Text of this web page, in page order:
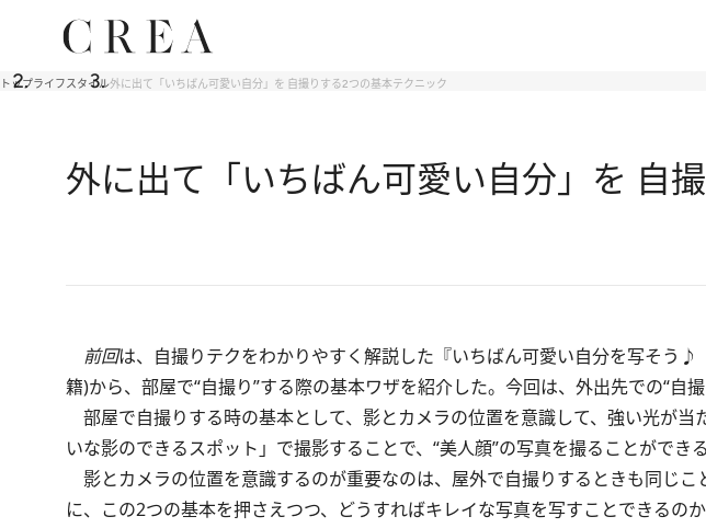
トップライフスタイル外に出て「いちばん可愛い自分」を 自撮りする2つの基本テクニック
外に出て「いちばん可愛い自分」を 自
前回は、自撮りテクをわかりやすく解説した『いちばん可愛い自分を写そう
籍)から、部屋で“自撮り”する際の基本ワザを紹介した。今回は、外出先での“自
部屋で自撮りする時の基本として、影とカメラの位置を意識して、強い光が
いな影のできるスポット」で撮影することで、“美人顔”の写真を撮ることができ
影とカメラの位置を意識するのが重要なのは、屋外で自撮りするときも同じ
に、この2つの基本を押さえつつ、どうすればキレイな写真を写すことできるのか